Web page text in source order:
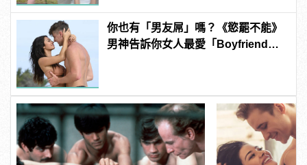
你也有「男友屌」嗎？《慾罷不能》
男神告訴你女人最愛「Boyfriend